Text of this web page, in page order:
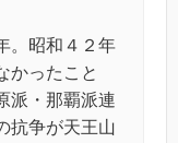
。昭和４２年
かったこと
派・那覇派連
抗争が天王山